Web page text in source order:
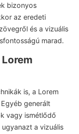
bizonyos
az eredeti
és a vizuális
marad.
is, a Lorem
generált
vagy ismétlődő
a vizuális